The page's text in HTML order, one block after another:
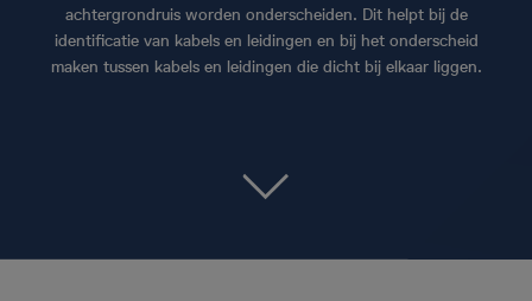
achtergrondruis worden onderscheiden. Dit helpt bij de
identificatie van kabels en leidingen en bij het onderscheid
maken tussen kabels en leidingen die dicht bij elkaar liggen.